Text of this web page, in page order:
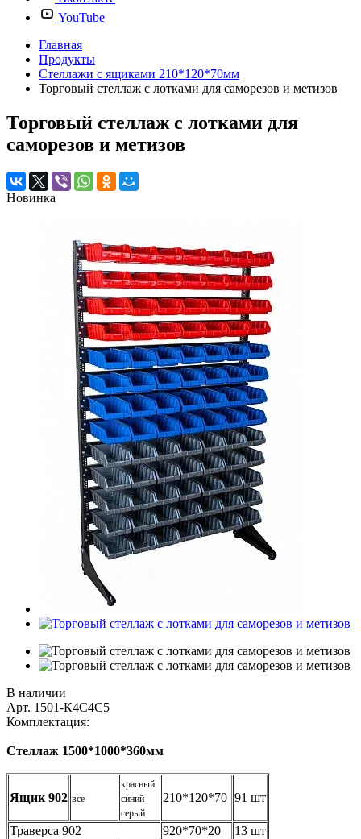
YouTube
Главная
Продукты
Стеллажи с ящиками 210*120*70мм
Торговый стеллаж с лотками для саморезов и метизов
Торговый стеллаж с лотками для
саморезов и метизов
Новинка
В наличии
Арт. 1501-К4С4С5
Комплектация:
Стеллаж 1500*1000*360мм
Ящик 902 все
красный
синий
серый
210*120*70 91 шт
Траверса 902 920*70*20
13 шт